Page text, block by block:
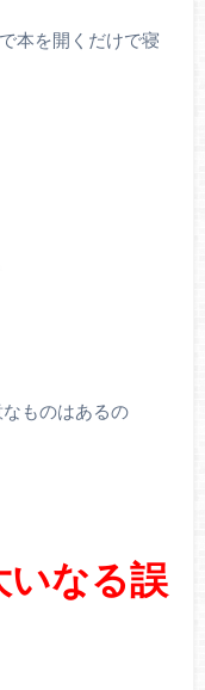
本を開くだけで寝
なものはあるの
いなる誤